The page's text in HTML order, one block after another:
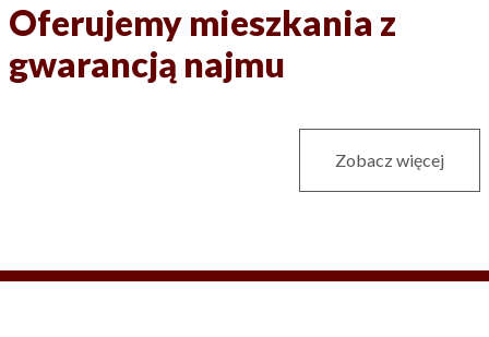
Oferujemy mieszkania z
gwarancją najmu
Zobacz więcej